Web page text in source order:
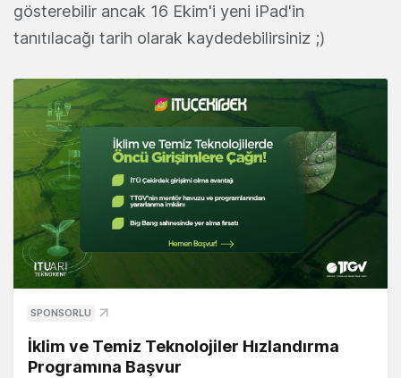
gösterebilir ancak 16 Ekim'i yeni iPad'in
tanıtılacağı tarih olarak kaydedebilirsiniz ;)
SPONSORLU
İklim ve Temiz Teknolojiler Hızlandırma
Programına Başvur